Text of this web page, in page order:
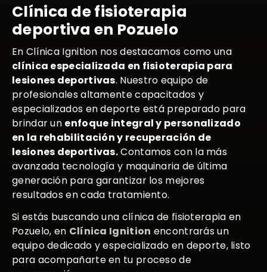
Clínica de fisioterapia
deportiva en Pozuelo
En Clínica Ignition nos destacamos como una
clínica especializada en fisioterapia para
lesiones deportivas. Nuestro equipo de
profesionales altamente capacitados y
especializados en deporte está preparado para
brindar un enfoque integral y personalizado
en la rehabilitación y recuperación de
lesiones deportivas.Contamos con la más
avanzada tecnología y maquinaria de última
generación para garantizar los mejores
resultados en cada tratamiento.
Si estás buscando una clínica de fisioterapia en
Pozuelo, en Clínica Ignition encontrarás un
equipo dedicado y especializado en deporte, listo
para acompañarte en tu proceso de